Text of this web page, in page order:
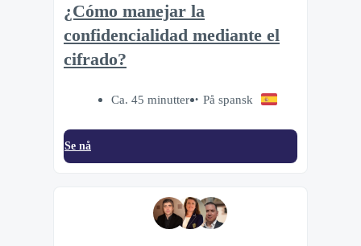
¿Cómo manejar la
confidencialidad mediante el
cifrado?
Ca. 45 minutter På spansk
Se nå